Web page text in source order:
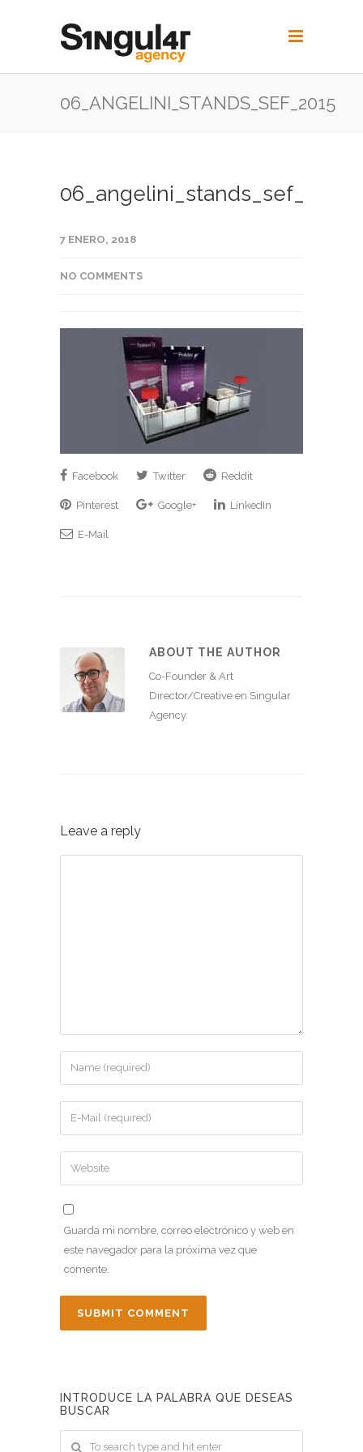
06_ANGELINI_STANDS_SEF_2015
06_angelini_stands_sef_2015
7 ENERO, 2018
NO COMMENTS
Facebook Twitter Reddit
Pinterest Google+ LinkedIn
E-Mail
ABOUT THE AUTHOR
Co-Founder & Art
Director/Creative en Singular
Agency.
Leave a reply
Guarda mi nombre, correo electrónico y web en
este navegador para la próxima vez que
comente.
INTRODUCE LA PALABRA QUE DESEAS
BUSCAR